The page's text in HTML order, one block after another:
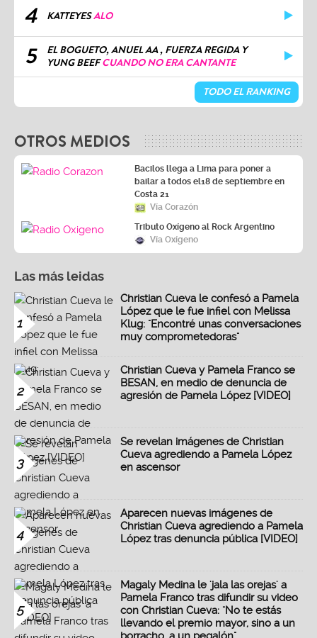
4 KATTEYESALO
5
EL BOGUETO, ANUEL AA , FUERZA REGIDA Y
YUNG BEEFCUANDO NO ERA CANTANTE
TODO EL RANKING
OTROS MEDIOS
Bacilos llega a Lima para poner a
bailar a todos el18 de septiembre en
Costa 21
Vía Corazón
Tributo Oxígeno al Rock Argentino
Vía Oxígeno
Las más leidas
1
Christian Cueva le confesó a Pamela
López que le fue infiel con Melissa
Klug: "Encontré unas conversaciones
muy comprometedoras"
2
Christian Cueva y Pamela Franco se
BESAN, en medio de denuncia de
agresión de Pamela López [VIDEO]
3
Se revelan imágenes de Christian
Cueva agrediendo a Pamela López
en ascensor
4
Aparecen nuevas imágenes de
Christian Cueva agrediendo a Pamela
López tras denuncia pública [VIDEO]
5
Magaly Medina le 'jala las orejas' a
Pamela Franco tras difundir su video
con Christian Cueva: "No te estás
llevando el premio mayor, sino a un